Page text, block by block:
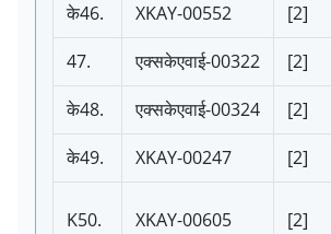
के46.
XKAY-00552 [2]
47.
एक्सकेएवाई-00322 [2]
के48.
एक्सकेएवाई-00324 [2]
के49.
XKAY-00247 [2]
K50. XKAY-00605 [2]